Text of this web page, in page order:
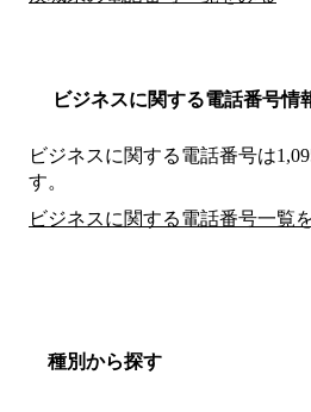
ビジネスに関する電話番号情
ビジネスに関する電話番号は
す。
ビジネスに関する電話番号一覧
種別から探す